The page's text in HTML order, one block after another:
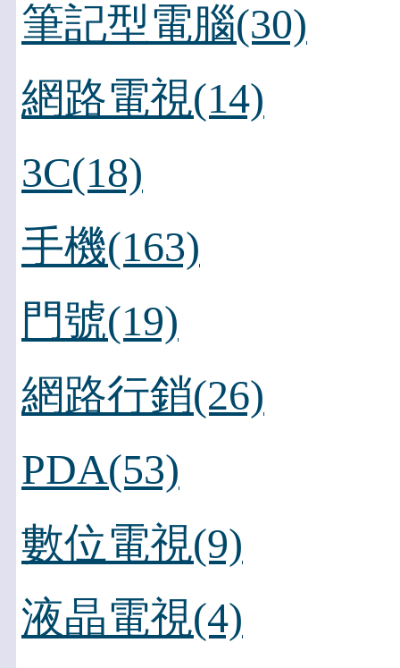
筆記型電腦(30)
網路電視(14)
3C(18)
手機(163)
門號(19)
網路行銷(26)
PDA(53)
數位電視(9)
液晶電視(4)